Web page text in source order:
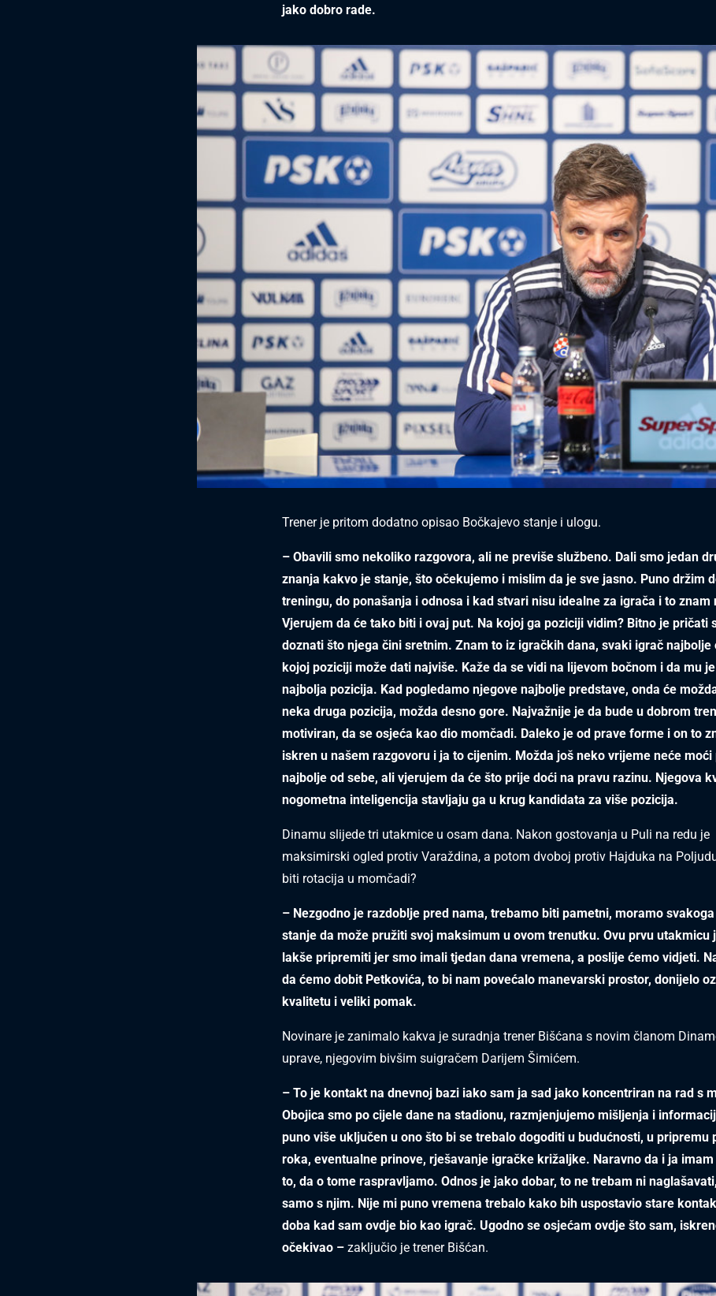
jako dobro rade.
Trener je pritom dodatno opisao Bočkajevo stanje i ulogu.
– Obavili smo nekoliko razgovora, ali ne previše službeno. Dali smo jedan
znanja kakvo je stanje, što očekujemo i mislim da je sve jasno. Puno držim
treningu, do ponašanja i odnosa i kad stvari nisu idealne za igrača i to znam
Vjerujem da će tako biti i ovaj put. Na kojoj ga poziciji vidim? Bitno je pričati
doznati što njega čini sretnim. Znam to iz igračkih dana, svaki igrač najbolje
kojoj poziciji može dati najviše. Kaže da se vidi na lijevom bočnom i da mu
najbolja pozicija. Kad pogledamo njegove najbolje predstave, onda će
neka druga pozicija, možda desno gore. Najvažnije je da bude u dobrom
motiviran, da se osjeća kao dio momčadi. Daleko je od prave forme i on to
iskren u našem razgovoru i ja to cijenim. Možda još neko vrijeme neće
najbolje od sebe, ali vjerujem da će što prije doći na pravu razinu. Njegova
nogometna inteligencija stavljaju ga u krug kandidata za više pozicija.
Dinamu slijede tri utakmice u osam dana. Nakon gostovanja u Puli na redu je
maksimirski ogled protiv Varaždina, a potom dvoboj protiv Hajduka na
biti rotacija u momčadi?
– Nezgodno je razdoblje pred nama, trebamo biti pametni, moramo
stanje da može pružiti svoj maksimum u ovom trenutku. Ovu prvu utakmicu
lakše pripremiti jer smo imali tjedan dana vremena, a poslije ćemo vidjeti.
da ćemo dobit Petkovića, to bi nam povećalo manevarski prostor, donijelo
kvalitetu i veliki pomak.
Novinare je zanimalo kakva je suradnja trener Bišćana s novim članom
uprave, njegovim bivšim suigračem Darijem Šimićem.
– To je kontakt na dnevnoj bazi iako sam ja sad jako koncentriran na rad s
Obojica smo po cijele dane na stadionu, razmjenjujemo mišljenja i
puno više uključen u ono što bi se trebalo dogoditi u budućnosti, u pripremu
roka, eventualne prinove, rješavanje igračke križaljke. Naravno da i ja
to, da o tome raspravljamo. Odnos je jako dobar, to ne trebam ni
samo s njim. Nije mi puno vremena trebalo kako bih uspostavio stare
doba kad sam ovdje bio kao igrač. Ugodno se osjećam ovdje što sam,
očekivao – zaključio je trener Bišćan.